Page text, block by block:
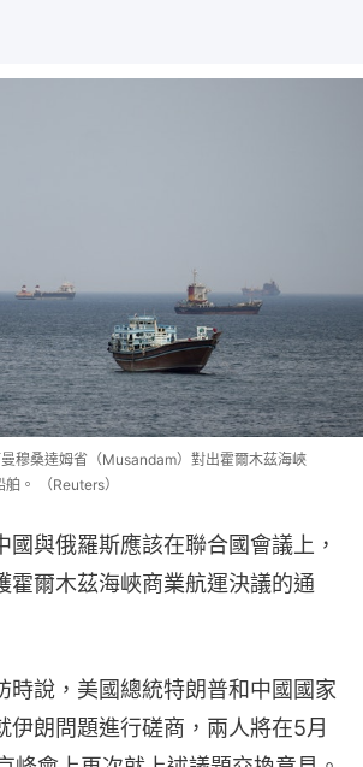
穆桑達姆省（Musandam）對出霍爾木茲海峽
。 （Reuters）
國與俄羅斯應該在聯合國會議上，
霍爾木茲海峽商業航運決議的通
時說，美國總統特朗普和中國國家
伊朗問題進行磋商，兩人將在5月